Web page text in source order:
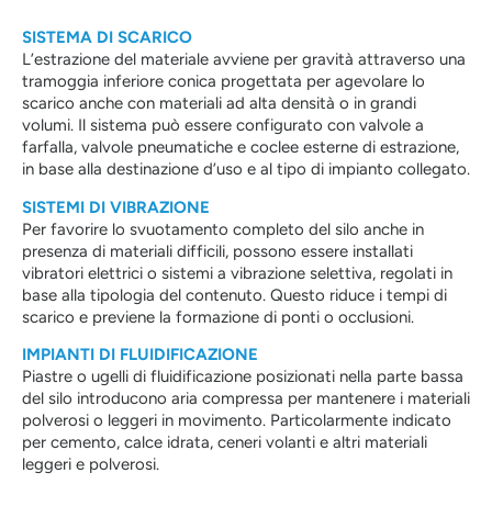
SISTEMA DI SCARICO
L’estrazione del materiale avviene per gravità attraverso una
tramoggia inferiore conica progettata per agevolare lo
scarico anche con materiali ad alta densità o in grandi
volumi. Il sistema può essere configurato con valvole a
farfalla, valvole pneumatiche e coclee esterne di estrazione,
in base alla destinazione d’uso e al tipo di impianto collegato.
SISTEMI DI VIBRAZIONE
Per favorire lo svuotamento completo del silo anche in
presenza di materiali difficili, possono essere installati
vibratori elettrici o sistemi a vibrazione selettiva, regolati in
base alla tipologia del contenuto. Questo riduce i tempi di
scarico e previene la formazione di ponti o occlusioni.
IMPIANTI DI FLUIDIFICAZIONE
Piastre o ugelli di fluidificazione posizionati nella parte bassa
del silo introducono aria compressa per mantenere i materiali
polverosi o leggeri in movimento. Particolarmente indicato
per cemento, calce idrata, ceneri volanti e altri materiali
leggeri e polverosi.